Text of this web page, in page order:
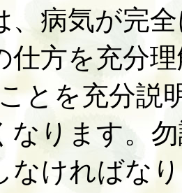
、病気が完
仕方を充分
とを充分説
なります。
なければな